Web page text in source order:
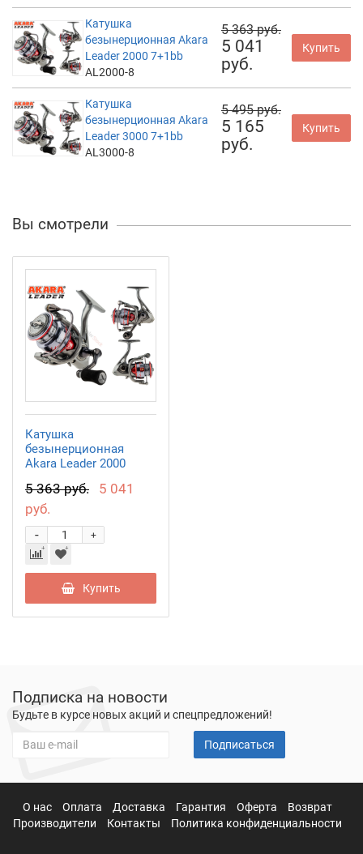
Катушка
безынерционная Akara
Leader 2000 7+1bb
AL2000-8
5 363 руб.
5 041
руб.
Купить
Катушка
безынерционная Akara
Leader 3000 7+1bb
AL3000-8
5 495 руб.
5 165
руб.
Купить
Вы смотрели
Катушка
безынерционная
Akara Leader 2000
5 363 руб.
5 041
руб.
+
-
Купить
Подписка на новости
Будьте в курсе новых акций и спецпредложений!
Подписаться
О нас Оплата Доставка Гарантия Оферта
Возврат
Производители
Контакты Политика конфиденциальности